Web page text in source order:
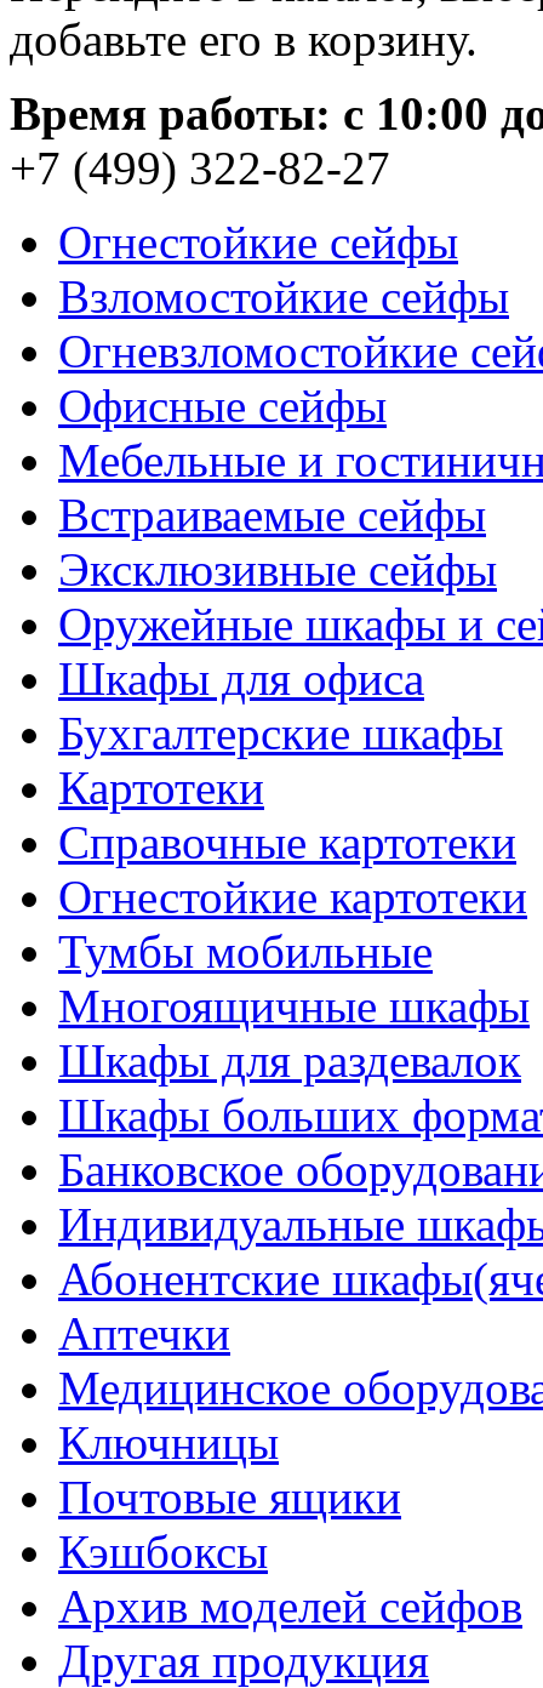
добавьте его в корзину.
Время работы: c 10:00
+7 (499) 322-82-27
Огнестойкие сейфы
Взломостойкие сейфы
Огневзломостойкие
Офисные сейфы
Мебельные и
Встраиваемые сейфы
Эксклюзивные сейфы
Оружейные шкафы и
Шкафы для офиса
Бухгалтерские шкафы
Картотеки
Справочные картотеки
Огнестойкие картотеки
Тумбы мобильные
Многоящичные шкафы
Шкафы для раздевалок
Шкафы больших
Банковское
Индивидуальные
Абонентские
Аптечки
Медицинское
Ключницы
Почтовые ящики
Кэшбоксы
Архив моделей сейфов
Другая продукция